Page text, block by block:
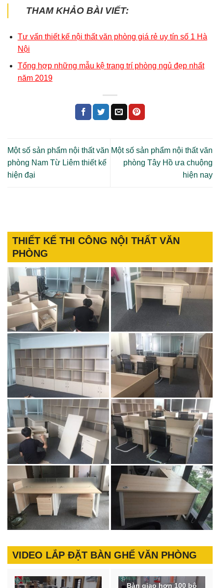
THAM KHẢO BÀI VIẾT:
Tư vấn thiết kế nội thất văn phòng giá rẻ uy tín số 1 Hà
Nội
Tổng hợp những mẫu kệ trang trí phòng ngủ đẹp nhất
năm 2019
Một số sản phẩm nội thất văn
phòng Nam Từ Liêm thiết kế
hiện đại
Một số sản phẩm nội thất văn
phòng Tây Hồ ưa chuộng
hiện nay
THIẾT KẾ THI CÔNG NỘI THẤT VĂN
PHÒNG
VIDEO LẮP ĐẶT BÀN GHẾ VĂN PHÒNG
Bàn giao hơn 100 bộ